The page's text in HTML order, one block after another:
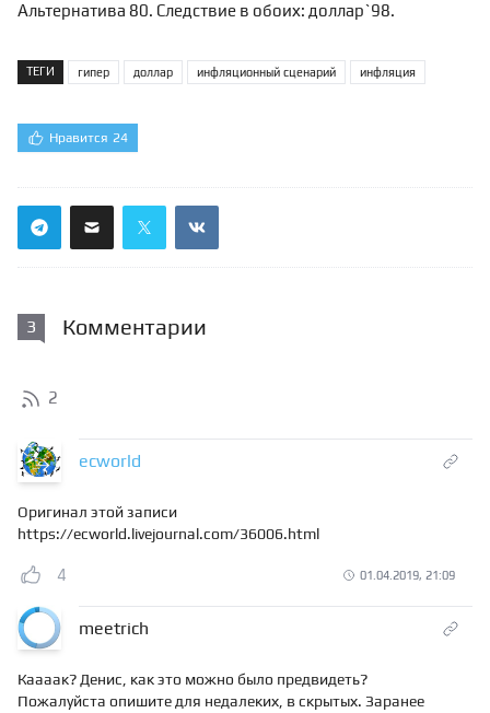
Альтернатива 80. Следствие в обоих: доллар`98.
ТЕГИ гипер доллар инфляционный сценарий инфляция
Нравится 24
3 Комментарии
2
ecworld
Оригинал этой записи
https://ecworld.livejournal.com/36006.html
4 01.04.2019, 21:09
meetrich
Каааак? Денис, как это можно было предвидеть?
Пожалуйста опишите для недалеких, в скрытых. Заранее